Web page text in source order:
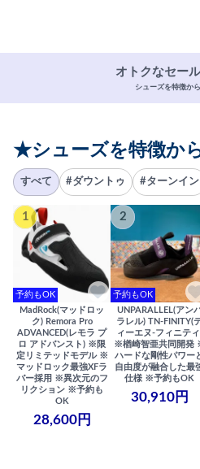
オトクなセー
シューズを特徴か
★シューズを特徴か
すべて #ダウントゥ #ターンイン
1
予約もOK
MadRock(マッドロッ
ク) Remora Pro
ADVANCED(レモラ プ
ロ アドバンスト) ※限
定リミテッドモデル ※
マッドロック最強XFラ
バー採用 ※異次元のフ
リクション ※予約も
OK
28,600円
2
予約もOK
UNPARALLEL(アン
ラレル) TN-FINITY(
ィーエヌ-フィニテ
※楢崎智亜共同開発
ハードな剛性パワー
自由度が融合した最
仕様 ※予約もOK
30,910円